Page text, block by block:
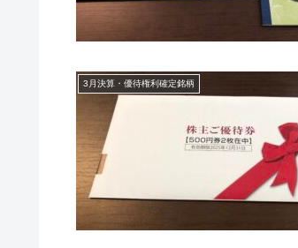
3月決算・優待権利確定銘柄